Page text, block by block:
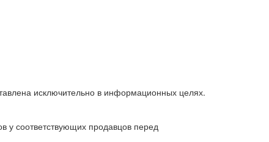
исключительно в информационных целях.
у соответствующих продавцов перед